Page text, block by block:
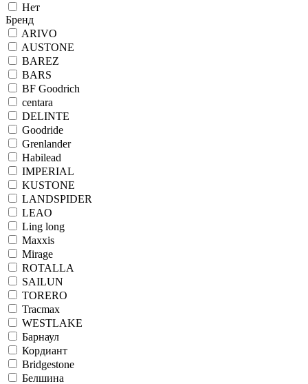
Нет
Бренд
ARIVO
AUSTONE
BAREZ
BARS
BF Goodrich
centara
DELINTE
Goodride
Grenlander
Habilead
IMPERIAL
KUSTONE
LANDSPIDER
LEAO
Ling long
Maxxis
Mirage
ROTALLA
SAILUN
TORERO
Tracmax
WESTLAKE
Барнаул
Кордиант
Bridgestone
Белшина